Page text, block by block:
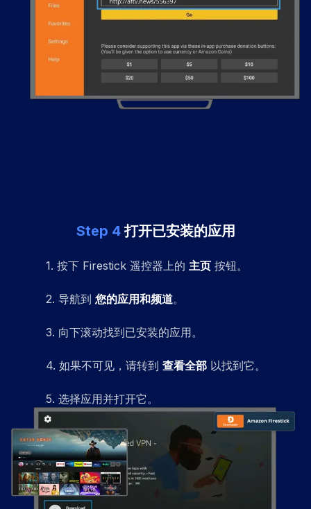
Step 4 打开已安装的应用
1. 按下 Firestick 遥控器上的 主页按钮。
2. 导航到 您的应用和频道。
3. 向下滚动找到已安装的应用。
4. 如果不可见，请转到 查看全部以找到它。
5. 选择应用并打开它。